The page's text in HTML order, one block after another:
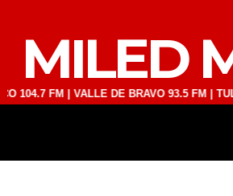
MILED
FM | VALLE DE BRAVO 93.5 FM |